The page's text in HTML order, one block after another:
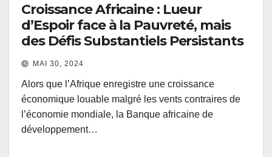
Croissance Africaine : Lueur
d’Espoir face à la Pauvreté, mais
des Défis Substantiels Persistants
MAI 30, 2024
Alors que l’Afrique enregistre une croissance
économique louable malgré les vents contraires de
l’économie mondiale, la Banque africaine de
développement…